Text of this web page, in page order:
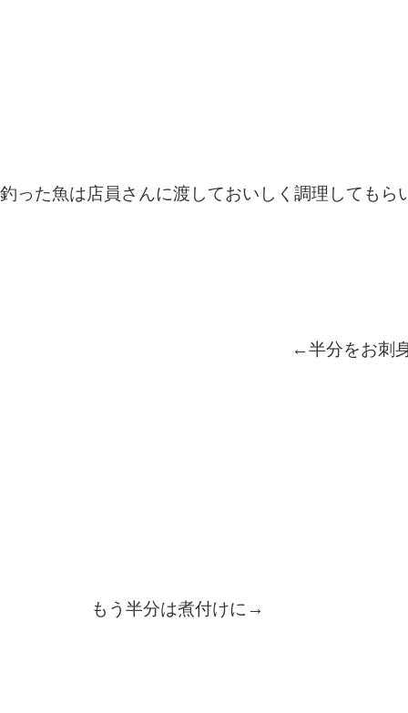
釣った魚は店員さんに渡しておいしく調理してもら
←半分をお刺
もう半分は煮付けに→